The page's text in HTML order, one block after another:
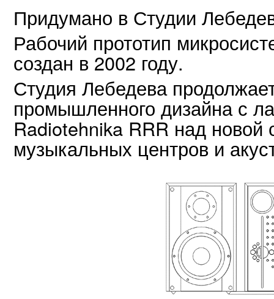
Придумано в Студии
Рабочий прототип
создан в 2002 году.
Студия Лебедева
промышленного дизайна с
Radiotehnika RRR над новой
музыкальных центров и